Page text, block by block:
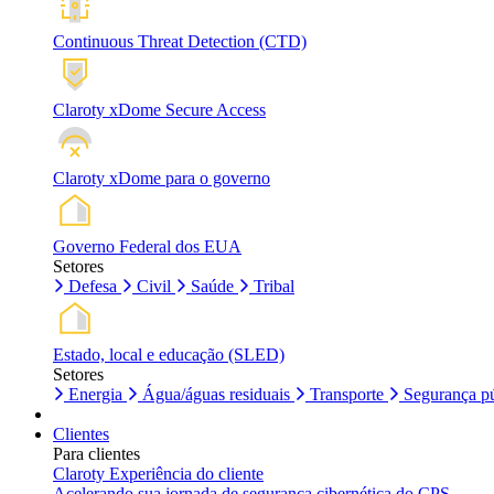
Continuous Threat Detection (CTD)
Claroty xDome Secure Access
Claroty xDome para o governo
Governo Federal dos EUA
Setores
Defesa
Civil Saúde Tribal
Estado, local e educação (SLED)
Setores
Energia
Água/águas residuais Transporte Segurança
Clientes
Para clientes
Claroty Experiência do cliente